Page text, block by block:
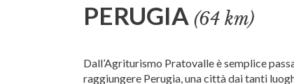
PERUGIA (64 km)
Dall’Agriturismo Pratovalle è semplice
raggiungere Perugia, una città dai tanti